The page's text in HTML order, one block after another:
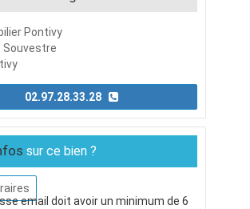
Pontivy
Souvestre
sur ce bien ?
email doit avoir un minimum de 6